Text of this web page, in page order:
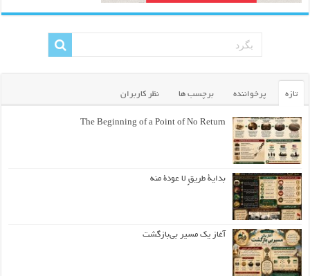
تازه پرخواننده برچسب ها نظر کاربران
The Beginning of a Point of No Return
بداية طريقٍ لا عودة منه
آغاز یک مسیر بی‌بازگشت